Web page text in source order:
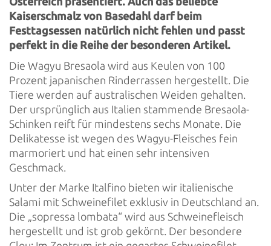
Kaiserschmalz von Basedahl darf beim
Festtagsessen natürlich nicht fehlen und passt
perfekt in die Reihe der besonderen Artikel.
Die Wagyu Bresaola wird aus Keulen von 100
Prozent japanischen Rinderrassen hergestellt. Die
Tiere werden auf australischen Weiden gehalten.
Der ursprünglich aus Italien stammende Bresaola-
Schinken reift für mindestens sechs Monate. Die
Delikatesse ist wegen des Wagyu-Fleisches fein
marmoriert und hat einen sehr intensiven
Geschmack.
Unter der Marke Italfino bieten wir italienische
Salami mit Schweinefilet exklusiv in Deutschland an.
Die „sopressa lombata“ wird aus Schweinefleisch
hergestellt und ist grob gekörnt. Der besondere